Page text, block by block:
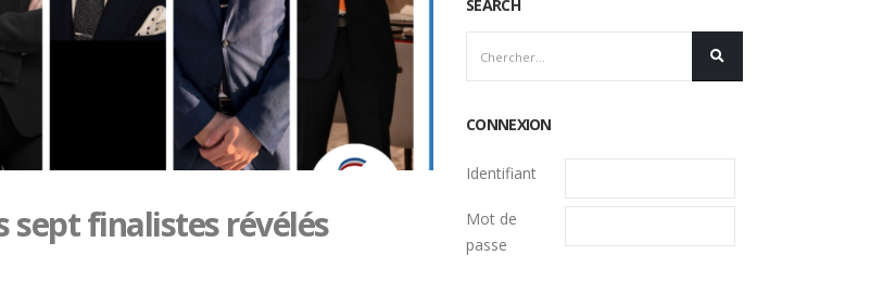
sept finalistes révélés
SEARCH
CONNEXION
Identifiant
Mot de
passe